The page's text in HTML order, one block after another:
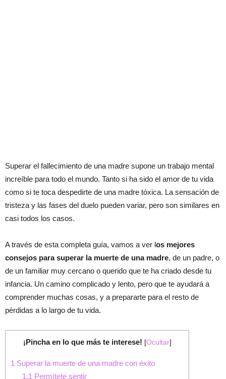
Superar el fallecimiento de una madre supone un trabajo mental
increíble para todo el mundo. Tanto si ha sido el amor de tu vida
como si te toca despedirte de una madre tóxica. La sensación de
tristeza y las fases del duelo pueden variar, pero son similares en
casi todos los casos.
A través de esta completa guía, vamos a ver los mejores
consejos para superar la muerte de una madre, de un padre, o
de un familiar muy cercano o querido que te ha criado desde tu
infancia. Un camino complicado y lento, pero que te ayudará a
comprender muchas cosas, y a prepararte para el resto de
pérdidas a lo largo de tu vida.
¡Pincha en lo que más te interese! [Ocultar]
1 Superar la muerte de una madre con éxito
1.1 Permítete sentir